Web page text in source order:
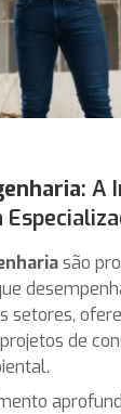
: A
são
setores,
de